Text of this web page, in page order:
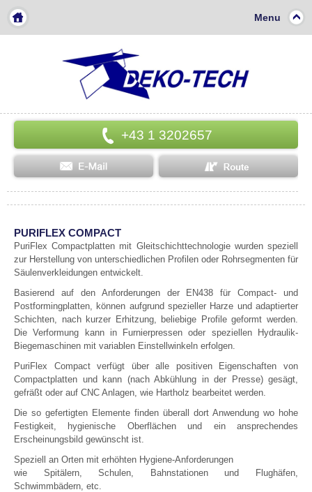
Menu
+43 1 3202657
PURIFLEX COMPACT
PuriFlex Compactplatten mit Gleitschichttechnologie wurden speziell
zur Herstellung von unterschiedlichen Profilen oder Rohrsegmenten für
Säulenverkleidungen entwickelt.
Basierend auf den Anforderungen der EN438 für Compact- und
Postformingplatten, können aufgrund spezieller Harze und adaptierter
Schichten, nach kurzer Erhitzung, beliebige Profile geformt werden.
Die Verformung kann in Furnierpressen oder speziellen Hydraulik-
Biegemaschinen mit variablen Einstellwinkeln erfolgen.
PuriFlex Compact verfügt über alle positiven Eigenschaften von
Compactplatten und kann (nach Abkühlung in der Presse) gesägt,
gefräßt oder auf CNC Anlagen, wie Hartholz bearbeitet werden.
Die so gefertigten Elemente finden überall dort Anwendung wo hohe
Festigkeit, hygienische Oberflächen und ein ansprechendes
Erscheinungsbild gewünscht ist.
Speziell an Orten mit erhöhten Hygiene-Anforderungen
wie Spitälern, Schulen, Bahnstationen und Flughäfen,
Schwimmbädern, etc.